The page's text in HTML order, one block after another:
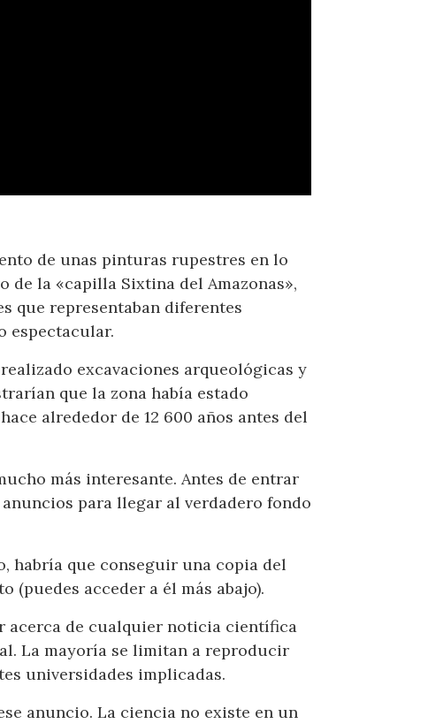
de unas pinturas rupestres en lo
de la «capilla Sixtina del Amazonas»,
que representaban diferentes
espectacular.
excavaciones arqueológicas y
que la zona había estado
alrededor de 12 600 años antes del
más interesante. Antes de entrar
para llegar al verdadero fondo
habría que conseguir una copia del
acceder a él más abajo).
acerca de cualquier noticia científica
La mayoría se limitan a reproducir
universidades implicadas.
anuncio. La ciencia no existe en un